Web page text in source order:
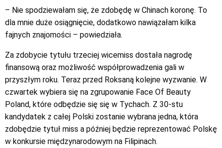
– Nie spodziewałam się, że zdobędę w Chinach koronę. To
dla mnie duże osiągnięcie, dodatkowo nawiązałam kilka
fajnych znajomości – powiedziała.
Za zdobycie tytułu trzeciej wicemiss dostała nagrodę
finansową oraz możliwość współprowadzenia gali w
przyszłym roku. Teraz przed Roksaną kolejne wyzwanie. W
czwartek wybiera się na zgrupowanie Face Of Beauty
Poland, które odbędzie się się w Tychach. Z 30-stu
kandydatek z całej Polski zostanie wybrana jedna, która
zdobędzie tytuł miss a później będzie reprezentować Polskę
w konkursie międzynarodowym na Filipinach.